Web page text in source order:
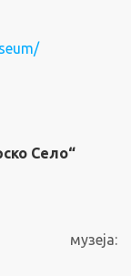
Село“
музеја: